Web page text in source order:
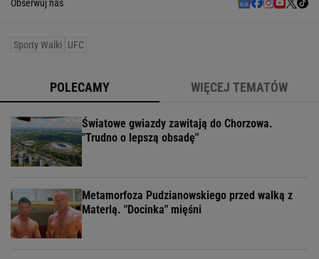
Obserwuj nas
Sporty Walki UFC
POLECAMY WIĘCEJ TEMATÓW
Światowe gwiazdy zawitają do Chorzowa.
"Trudno o lepszą obsadę"
Metamorfoza Pudzianowskiego przed walką z
Materlą. "Docinka" mięśni